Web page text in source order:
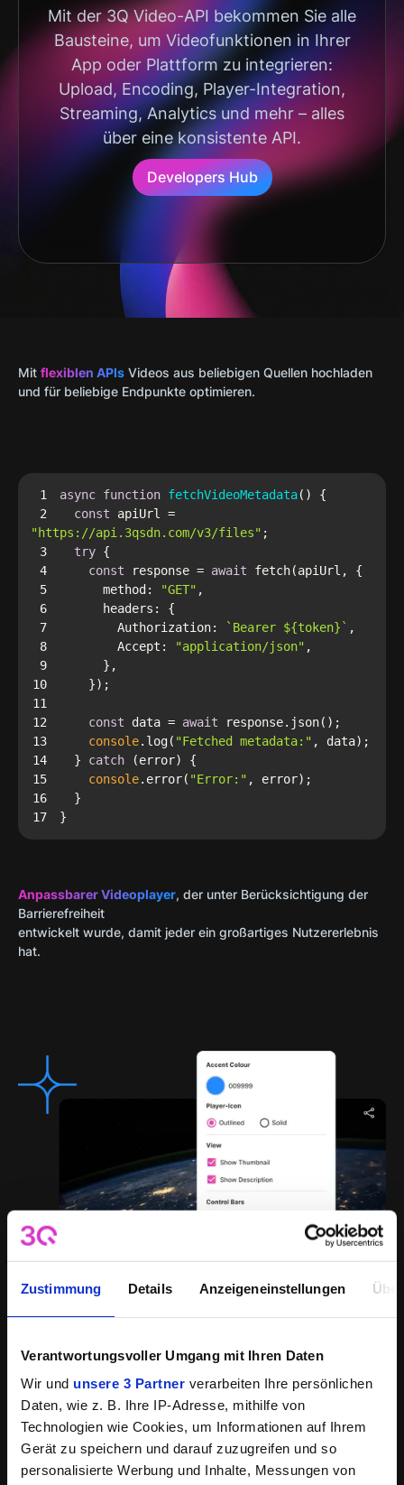
Zustimmung Details Anzeigeneinstellungen
Verantwortungsvoller Umgang mit Ihren Daten
Wir und unsere 3 Partner verarbeiten Ihre persönlichen
Daten, wie z. B. Ihre IP-Adresse, mithilfe von
Technologien wie Cookies, um Informationen auf Ihrem
Gerät zu speichern und darauf zuzugreifen und so
personalisierte Werbung und Inhalte, Messungen von
Mit der 3Q Video-API bekommen Sie alle
Bausteine, um Videofunktionen in Ihrer
App oder Plattform zu integrieren:
Upload, Encoding, Player-Integration,
Streaming, Analytics und mehr – alles
über eine konsistente API.
Developers Hub
Mit flexiblen APIs Videos aus beliebigen Quellen hochladen
und für beliebige Endpunkte optimieren.
1 async function fetchVideoMetadata( )
2
const
apiUrl =
"https://api.3qsdn.com/v3/files"
3
try
4
const response = await
5
method : "GET"
6
headers
7
Authorization: `Bearer ${token} `
8
Accept : "application/json"
9
10
11
12
const data = await
13
console.log( "Fetched metadata:"
14
  }
catch
15
console.error( "Error:"
16
17
}
Anpassbarer Videoplayer, der unter Berücksichtigung der
Barrierefreiheit
entwickelt wurde, damit jeder ein großartiges Nutzererlebnis
hat.
Schnelle, zuverlässige Videoübertragung
zuverlässige
Übertragung von Videos in beliebiger Länge auf jedem
Endgerät, Kanal und
bei jeder Netzwerkgeschwindigkeit.